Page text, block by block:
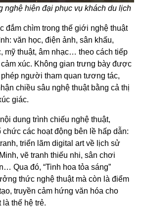
nghệ hiện đại phục vụ khách du lịch
đắm chìm trong thế giới nghệ thuật
văn học, điện ảnh, sân khấu,
mỹ thuật, âm nhạc… theo cách tiếp
xúc. Không gian trưng bày được
người tham quan tương tác,
chiều sâu nghệ thuật bằng cả thị
giác.
dung trình chiếu nghệ thuật,
các hoạt động bên lề hấp dẫn:
triển lãm digital art về lịch sử
vẽ tranh thiếu nhi, sân chơi
Qua đó, “Tinh hoa tỏa sáng”
thức nghệ thuật mà còn là điểm
truyền cảm hứng văn hóa cho
là thế hệ trẻ.